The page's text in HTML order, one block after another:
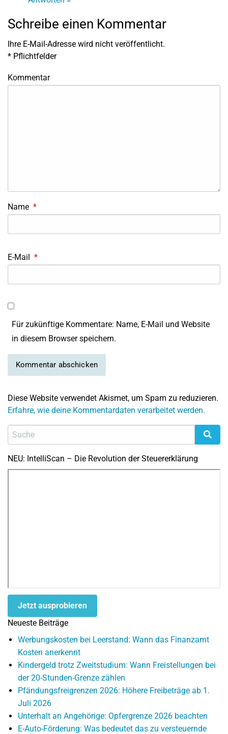
Schreibe einen Kommentar
Ihre E-Mail-Adresse wird nicht veröffentlicht.
* Pflichtfelder
Kommentar
Name *
E-Mail *
Für zukünftige Kommentare: Name, E-Mail und Website
in diesem Browser speichern.
Diese Website verwendet Akismet, um Spam zu reduzieren.
Erfahre, wie deine Kommentardaten verarbeitet werden.
NEU: IntelliScan – Die Revolution der Steuererklärung
Jetzt ausprobieren
Neueste Beiträge
Werbungskosten bei Leerstand: Wann das Finanzamt
Kosten anerkennt
Kindergeld trotz Zweitstudium: Wann Freistellungen bei
der 20-Stunden-Grenze zählen
Pfändungsfreigrenzen 2026: Höhere Freibeträge ab 1.
Juli 2026
Unterhalt an Angehörige: Opfergrenze 2026 beachten
E-Auto-Förderung: Was bedeutet das zu versteuernde